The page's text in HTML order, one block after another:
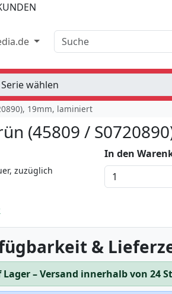
Suche
19mm, laminiert
(45809 /
zuzüglich
In den
&
Lager – Versand innerhalb von 24